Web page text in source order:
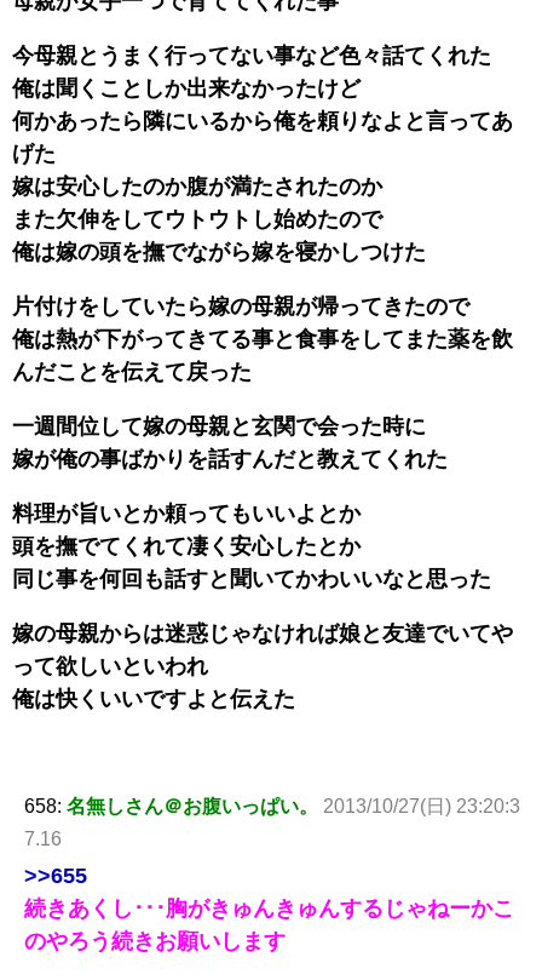
今母親とうまく行ってない事など色々話てくれた
俺は聞くことしか出来なかったけど
何かあったら隣にいるから俺を頼りなよと言ってあ
げた
嫁は安心したのか腹が満たされたのか
また欠伸をしてウトウトし始めたので
俺は嫁の頭を撫でながら嫁を寝かしつけた
片付けをしていたら嫁の母親が帰ってきたので
俺は熱が下がってきてる事と食事をしてまた薬を飲
んだことを伝えて戻った
一週間位して嫁の母親と玄関で会った時に
嫁が俺の事ばかりを話すんだと教えてくれた
料理が旨いとか頼ってもいいよとか
頭を撫でてくれて凄く安心したとか
同じ事を何回も話すと聞いてかわいいなと思った
嫁の母親からは迷惑じゃなければ娘と友達でいてや
って欲しいといわれ
俺は快くいいですよと伝えた
658: 名無しさん＠お腹いっぱい。
2013/10/27(日) 23:20:3
7.16
>>655
続きあくし･･･胸がきゅんきゅんするじゃねーかこ
のやろう続きお願いします